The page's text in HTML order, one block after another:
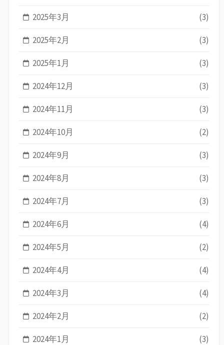
2025年3月 (3)
2025年2月 (3)
2025年1月 (3)
2024年12月 (3)
2024年11月 (3)
2024年10月 (2)
2024年9月 (3)
2024年8月 (3)
2024年7月 (3)
2024年6月 (4)
2024年5月 (2)
2024年4月 (4)
2024年3月 (4)
2024年2月 (2)
2024年1月 (3)